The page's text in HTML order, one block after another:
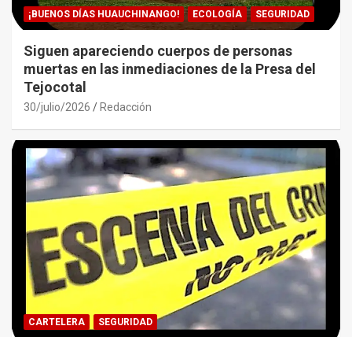
¡BUENOS DÍAS HUAUCHINANGO! ECOLOGÍA SEGURIDAD
Siguen apareciendo cuerpos de personas
muertas en las inmediaciones de la Presa del
Tejocotal
30/julio/2026 Redacción
CARTELERA SEGURIDAD